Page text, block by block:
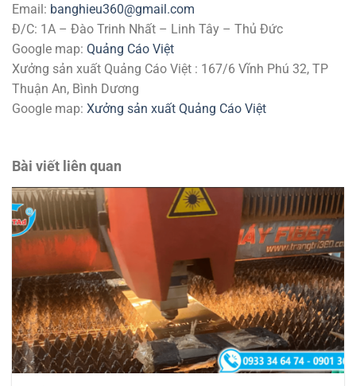
Email: banghieu360@gmail.com
Đ/C: 1A – Đào Trinh Nhất – Linh Tây – Thủ Đức
Google map: Quảng Cáo Việt
Xưởng sản xuất Quảng Cáo Việt : 167/6 Vĩnh Phú 32, TP
Thuận An, Bình Dương
Google map: Xưởng sản xuất Quảng Cáo Việt
Bài viết liên quan